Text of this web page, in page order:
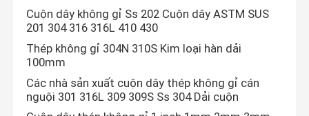
Cuộn dây không gỉ Ss 202 Cuộn dây ASTM SUS
201 304 316 316L 410 430
Thép không gỉ 304N 310S Kim loại hàn dải
100mm
Các nhà sản xuất cuộn dây thép không gỉ cán
nguội 301 316L 309 309S Ss 304 Dải cuộn